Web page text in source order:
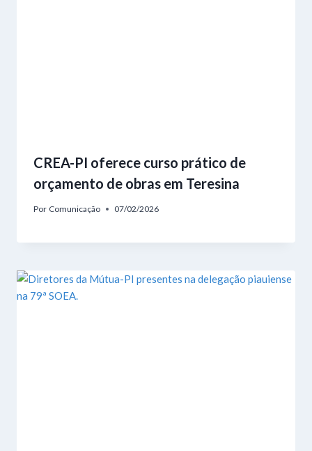
CREA-PI oferece curso prático de
orçamento de obras em Teresina
Por Comunicação 07/02/2026